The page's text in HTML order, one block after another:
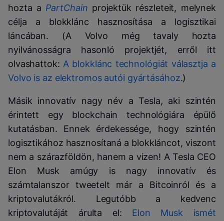
hozta a PartChain projektük részleteit, melynek
célja a blokklánc hasznosítása a logisztikai
láncában. (A Volvo még tavaly hozta
nyilvánosságra hasonló projektjét, erről itt
olvashattok:A blokklánc technológiát választja a
Volvo is az elektromos autói gyártásához.)
Másik innovatív nagy név a Tesla, aki szintén
érintett egy blockchain technológiára épülő
kutatásban. Ennek érdekessége, hogy szintén
logisztikához hasznosítaná a blokkláncot, viszont
nem a szárazföldön, hanem a vizen! A Tesla CEO
Elon Musk amúgy is nagy innovatív és
számtalanszor tweetelt már a Bitcoinról és a
kriptovalutákról. Legutóbb a kedvenc
kriptovalutáját árulta el: Elon Musk ismét